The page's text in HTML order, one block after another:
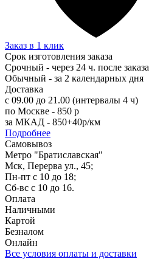
Заказ в 1 клик
Срок изготовления заказа
Срочный - через 24 ч. после заказа
Обычный - за 2 календарных дня
Доставка
с 09.00 до 21.00 (интервалы 4 ч)
по Москве - 850 р
за МКАД - 850+40р/км
Подробнее
Самовывоз
Метро "Братиславская"
Мск, Перерва ул., 45;
Пн-пт с 10 до 18;
Сб-вс с 10 до 16.
Оплата
Наличными
Картой
Безналом
Онлайн
Все условия оплаты и доставки